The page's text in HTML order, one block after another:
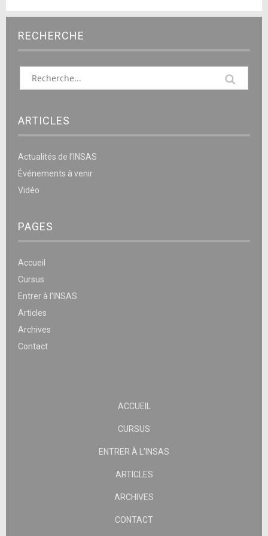
RECHERCHE
ARTICLES
Actualités de l’INSAS
Événements à venir
Vidéo
PAGES
Accueil
Cursus
Entrer à l’INSAS
Articles
Archives
Contact
ACCUEIL
CURSUS
ENTRER À L’INSAS
ARTICLES
ARCHIVES
CONTACT